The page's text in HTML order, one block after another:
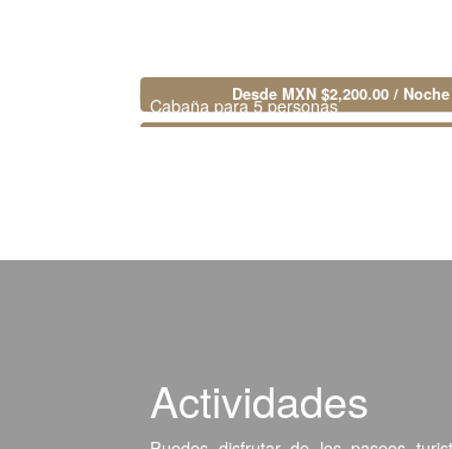
Desde MXN $2,200.00 /
Cabaña para 5 personas
Actividades